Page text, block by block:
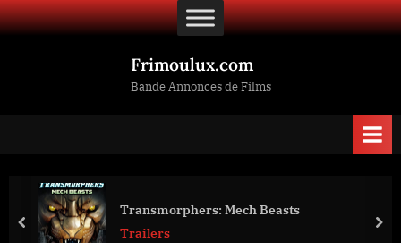
Skip
to
Frimoulux.com
Bande Annonces de Films
Transmorphers: Mech Beasts
Trailers
prev